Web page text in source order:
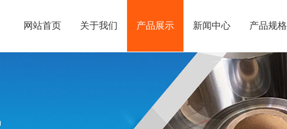
网站首页 关于我们 产品展示 新闻中心 产品规格